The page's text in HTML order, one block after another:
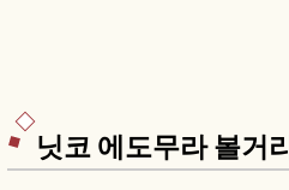
닛코 에도무라 볼거리